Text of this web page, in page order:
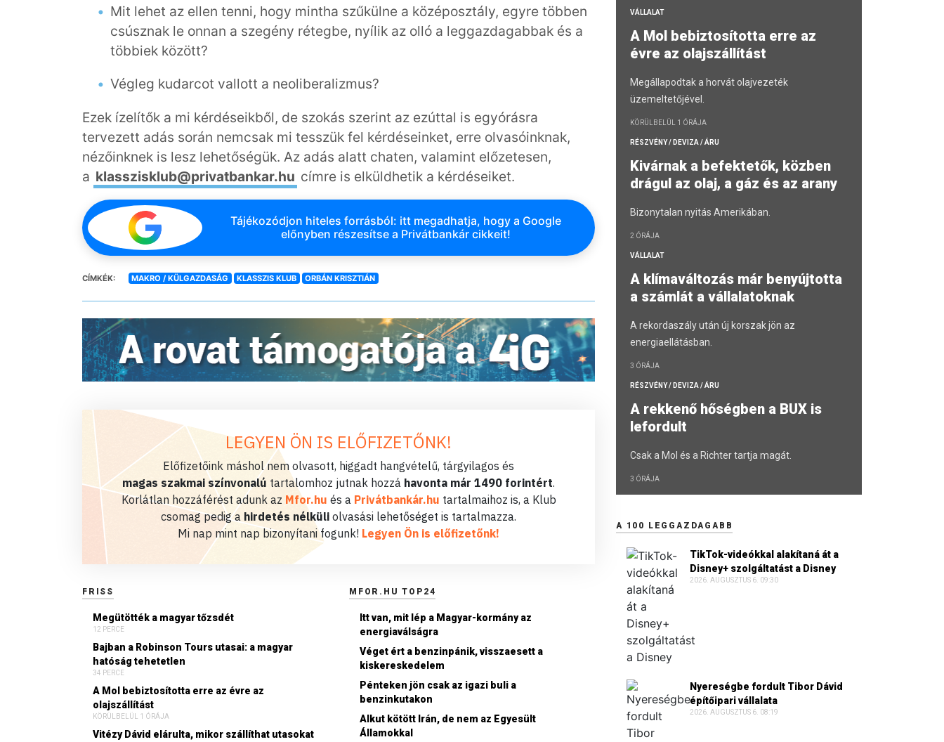
Mit lehet az ellen tenni, hogy mintha szűkülne a középosztály, egyre többen
csúsznak le onnan a szegény rétegbe, nyílik az olló a leggazdagabbak és a
többiek között?
Végleg kudarcot vallott a neoliberalizmus?
Ezek ízelítők a mi kérdéseikből, de szokás szerint az ezúttal is egyórásra
tervezett adás során nemcsak mi tesszük fel kérdéseinket, erre olvasóinknak,
nézőinknek is lesz lehetőségük. Az adás alatt chaten, valamint előzetesen,
a klasszisklub@privatbankar.hu címre is elküldhetik a kérdéseiket.
Tájékozódjon hiteles forrásból: itt megadhatja, hogy a Google
előnyben részesítse a Privátbankár cikkeit!
CÍMKÉK: MAKRO / KÜLGAZDASÁG KLASSZIS KLUB ORBÁN KRISZTIÁN
LEGYEN ÖN IS ELŐFIZETŐNK!
Előfizetőink máshol nem olvasott, higgadt hangvételű, tárgyilagos és
magas szakmai színvonalú tartalomhoz jutnak hozzá havonta már 1490 forintért.
Korlátlan hozzáférést adunk az Mfor.hu és a Privátbankár.hu tartalmaihoz is, a Klub
csomag pedig a hirdetés nélküli olvasási lehetőséget is tartalmazza.
Mi nap mint nap bizonyítani fogunk! Legyen Ön is előfizetőnk!
FRISS
Megütötték a magyar tőzsdét
12 PERCE
Bajban a Robinson Tours utasai: a magyar
hatóság tehetetlen
34 PERCE
A Mol bebiztosította erre az évre az
olajszállítást
KÖRÜLBELÜL 1 ÓRÁJA
Vitézy Dávid elárulta, mikor szállíthat utasokat
MFOR.HU TOP24
Itt van, mit lép a Magyar-kormány az
energiaválságra
Véget ért a benzinpánik, visszaesett a
kiskereskedelem
Pénteken jön csak az igazi buli a
benzinkutakon
Alkut kötött Irán, de nem az Egyesült
Államokkal
VÁLLALAT
A Mol bebiztosította erre az
évre az olajszállítást
Megállapodtak a horvát olajvezeték
üzemeltetőjével.
KÖRÜLBELÜL 1 ÓRÁJA
RÉSZVÉNY / DEVIZA / ÁRU
Kivárnak a befektetők, közben
drágul az olaj, a gáz és az arany
Bizonytalan nyitás Amerikában.
2 ÓRÁJA
VÁLLALAT
A klímaváltozás már benyújtotta
a számlát a vállalatoknak
A rekordaszály után új korszak jön az
energiaellátásban.
3 ÓRÁJA
RÉSZVÉNY / DEVIZA / ÁRU
A rekkenő hőségben a BUX is
lefordult
Csak a Mol és a Richter tartja magát.
3 ÓRÁJA
A 100 LEGGAZDAGABB
TikTok-videókkal alakítaná át a
Disney+ szolgáltatást a Disney
2026. AUGUSZTUS 6. 09:30
Nyereségbe fordult Tibor Dávid
építőipari vállalata
2026. AUGUSZTUS 6. 08:19